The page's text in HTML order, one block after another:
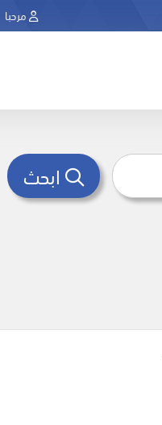
مرحبا